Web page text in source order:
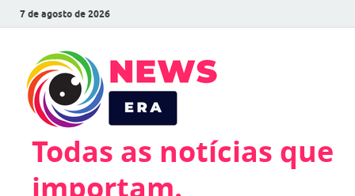
7 de agosto de 2026
Todas as notícias que
importam.